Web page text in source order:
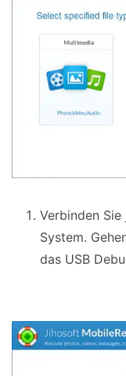
Verbinden
System.
das USB